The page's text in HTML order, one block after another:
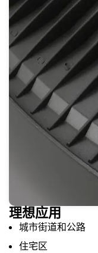
理想应用
城市街道和公路
住宅区